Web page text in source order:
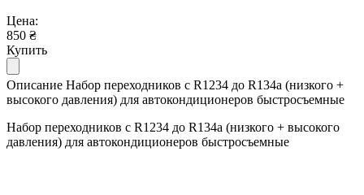
Цена:
850 ₴
Купить
Описание Набор переходников с R1234 до R134a (низкого +
высокого давления) для автокондиционеров быстросъемные
Набор переходников с R1234 до R134a (низкого + высокого
давления) для автокондиционеров быстросъемные